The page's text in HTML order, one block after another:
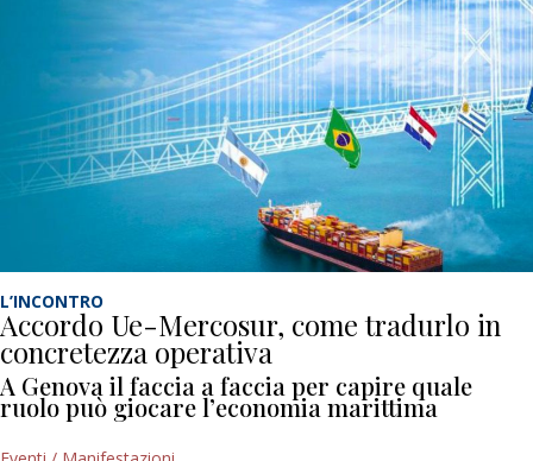
L’INCONTRO
Accordo Ue-Mercosur, come tradurlo in
concretezza operativa
A Genova il faccia a faccia per capire quale
ruolo può giocare l’economia marittima